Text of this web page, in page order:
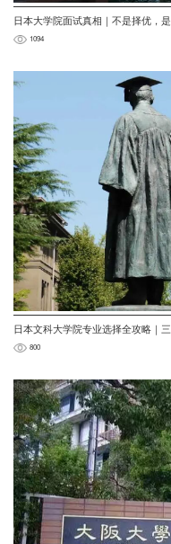
日本大学院面试真相｜不是择优，
1094
日本文科大学院专业选择全攻略｜
800